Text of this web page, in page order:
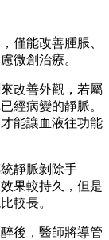
僅能改善腫脹、
微創治療。
改善外觀，若屬
經病變的靜脈。
能讓血液往功能
靜脈剝除手
果較持久，但是
較長。
後，醫師將導管